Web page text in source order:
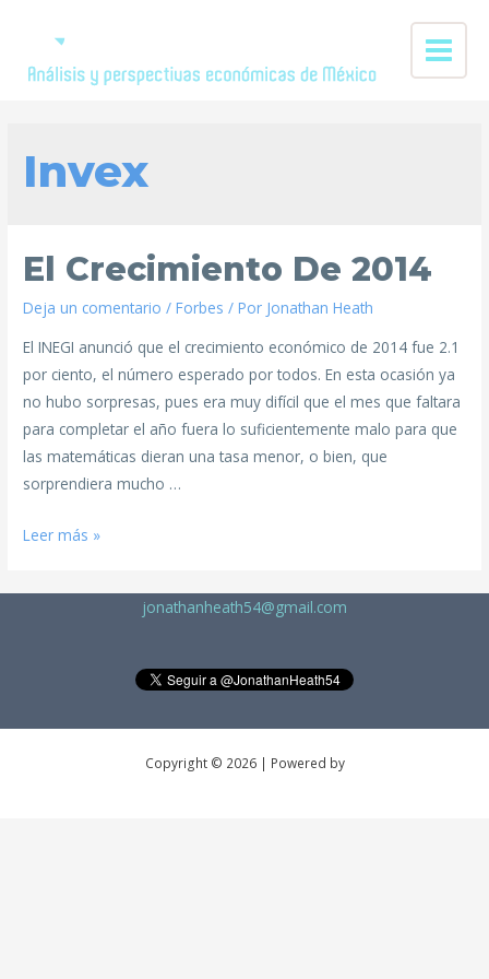
Invex
El Crecimiento De 2014
Deja un comentario /Forbes / Por Jonathan Heath
El INEGI anunció que el crecimiento económico de 2014 fue 2.1
por ciento, el número esperado por todos. En esta ocasión ya
no hubo sorpresas, pues era muy difícil que el mes que faltara
para completar el año fuera lo suficientemente malo para que
las matemáticas dieran una tasa menor, o bien, que
sorprendiera mucho …
Leer más »
jonathanheath54@gmail.com
Copyright © 2026 | Powered by